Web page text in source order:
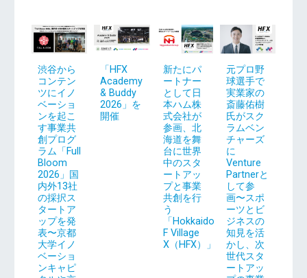
渋谷から
コンテン
ツにイノ
ベーショ
ンを起こ
す事業共
創プログ
ラム「Full
Bloom
2026」国
内外13社
の採択ス
タートア
ップを発
表〜京都
大学イノ
ベーショ
ンキャピ
「HFX
Academy
& Buddy
2026」を
開催
新たにパ
ートナー
として日
本ハム株
式会社が
参画、北
海道を舞
台に世界
中のスタ
ートアッ
プと事業
共創を行
う
「Hokkaido
F Village
X（HFX）」
元プロ野
球選手で
実業家の
斎藤佑樹
氏がスク
ラムベン
チャーズ
に
Venture
Partnerと
して参
画〜スポ
ーツとビ
ジネスの
知見を活
かし、次
世代スタ
ートアッ